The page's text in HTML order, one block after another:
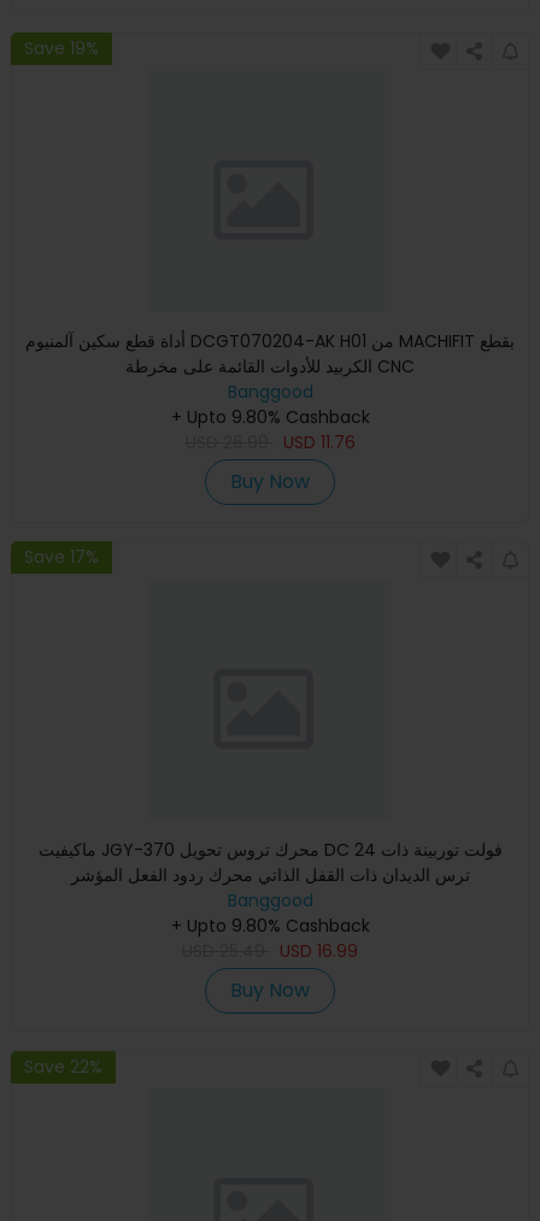
Save 19%
أداة قطع سكين آلمنيوم DCGT070204-AK H01 من MACHIFIT بقطع
الكربيد للأدوات القائمة على مخرطة CNC
Banggood
+ Upto 9.80% Cashback
USD 11.76
Buy Now
Save 17%
ماكيفيت JGY-370 محرك تروس تحويل DC 24 فولت توربينة ذات
ترس الديدان ذات القفل الذاتي محرك ردود الفعل المؤشر
Banggood
+ Upto 9.80% Cashback
USD 16.99
Buy Now
Save 22%